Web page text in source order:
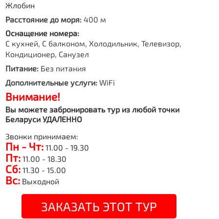
Жлобин
Расстояние до моря: 400 м
Оснащение номера:
С кухней, С балконом, Холодильник, Телевизор,
Кондиционер, Санузел
Питание: Без питания
Дополнительные услуги: WiFi
Внимание!
Вы можете забронировать тур из любой точки
Беларуси УДАЛЕННО
Звонки принимаем:
Пн - Чт: 11.00 - 19.30
Пт: 11.00 - 18.30
Сб: 11.30 - 15.00
Вс: Выходной
ЗАКАЗАТЬ ЭТОТ ТУР